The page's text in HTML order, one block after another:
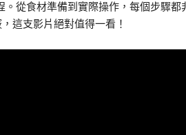
。從食材準備到實際操作，每個步驟都
這支影片絕對值得一看！